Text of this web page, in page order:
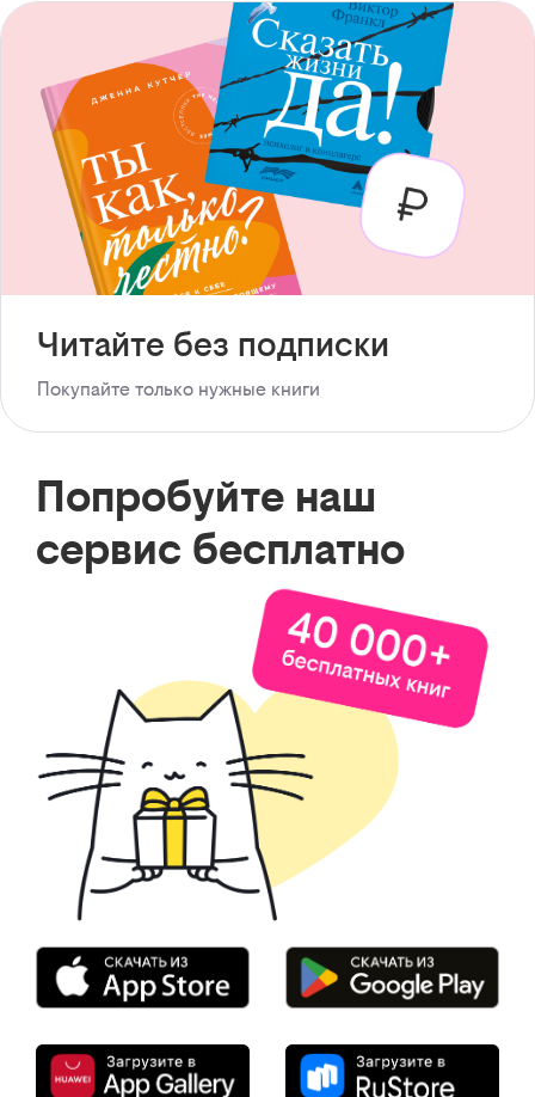
Читайте без подписки
Покупайте только нужные книги
Попробуйте наш
сервис бесплатно